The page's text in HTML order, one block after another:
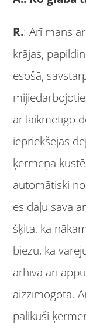
R.: Arī mans
krājas,
esošā,
ar laikmetīgo
iepriekšējās
ķermeņa
automātiski
es daļu sava
šķita, ka
biezu, ka
arhīva arī
aizzīmogota.
palikuši